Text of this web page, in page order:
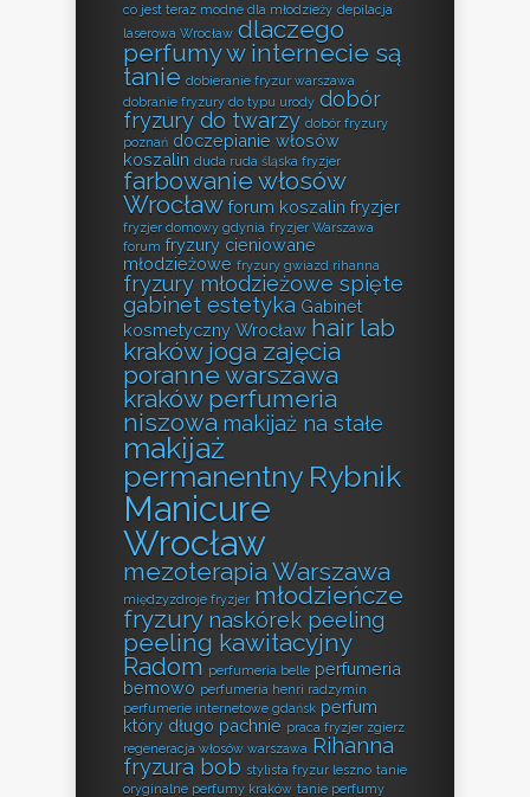
co jest teraz modne dla młodzieży depilacja
laserowa Wrocław dlaczego
perfumy w internecie są
tanie dobieranie fryzur warszawa
dobranie fryzury do typu urody dobór
fryzury do twarzy dobór fryzury
poznań doczepianie włosów
koszalin duda ruda śląska fryzjer
farbowanie włosów
Wrocław forum koszalin fryzjer
fryzjer domowy gdynia fryzjer Warszawa
forum fryzury cieniowane
młodzieżowe fryzury gwiazd rihanna
fryzury młodzieżowe spięte
gabinet estetyka Gabinet
kosmetyczny Wrocław hair lab
kraków joga zajęcia
poranne warszawa
kraków perfumeria
niszowa makijaż na stałe
makijaż
permanentny Rybnik
Manicure
Wrocław
mezoterapia Warszawa
międzyzdroje fryzjer młodzieńcze
fryzury naskórek peeling
peeling kawitacyjny
Radom perfumeria belle perfumeria
bemowo perfumeria henri radzymin
perfumerie internetowe gdańsk perfum
który długo pachnie praca fryzjer zgierz
regeneracja włosów warszawa Rihanna
fryzura bob stylista fryzur leszno tanie
oryginalne perfumy kraków tanie perfumy